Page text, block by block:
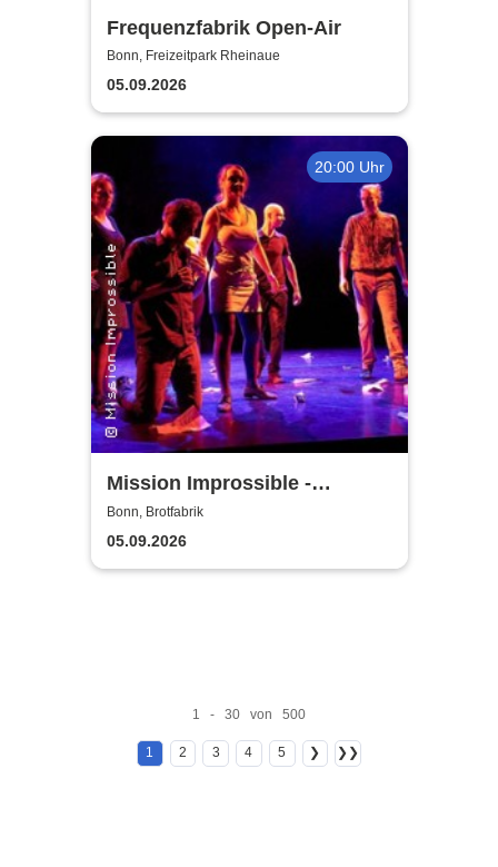
Frequenzfabrik Open-Air
Bonn, Freizeitpark Rheinaue
05.09.2026
20:00 Uhr
Mission Improssible -
Improtheater made in Bonn
Bonn, Brotfabrik
05.09.2026
1 - 30 von 500
1 2 3 4 5 ❯ ❯❯